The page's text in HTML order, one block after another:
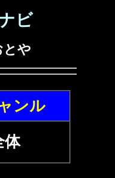
ビ
とや
ンル
体